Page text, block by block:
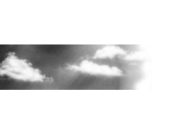
& imaGes